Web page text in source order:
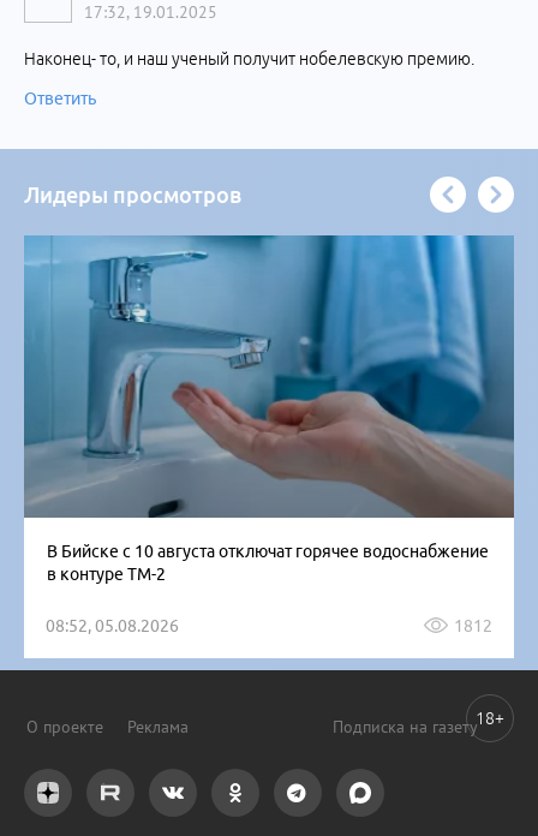
17:32, 19.01.2025
Наконец- то, и наш ученый получит нобелевскую премию.
Ответить
Лидеры просмотров
В Бийске с 10 августа отключат горячее водоснабжение
в контуре ТМ-2
08:52, 05.08.2026 1812
О проекте Реклама Подписка на газету18+